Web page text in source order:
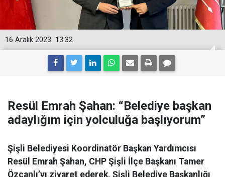
13:32
16 Aralık 2023
Resül Emrah Şahan: “Belediye başkan
adaylığım için yolculuğa başlıyorum”
Şişli Belediyesi Koordinatör Başkan Yardımcısı
Resül Emrah Şahan, CHP Şişli İlçe Başkanı Tamer
Özcanlı’yı ziyaret ederek, Şişli Belediye Başkanlığı